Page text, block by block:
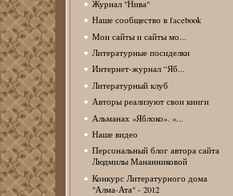
Журнал "Нива"
Наше сообщество в facebook
Мои сайты и сайты мо...
Литературные посиделки
Интернет-журнал “Яб...
Литературный клуб
Авторы реализуют свои книги
Альманах «Яблоко». «...
Наше видео
Персональный блог автора сайта
Людмилы Мананниковой
Конкурс Литературного дома
"Алма-Ата" - 2012